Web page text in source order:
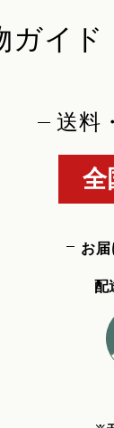
ガイド
送料
全
お
配